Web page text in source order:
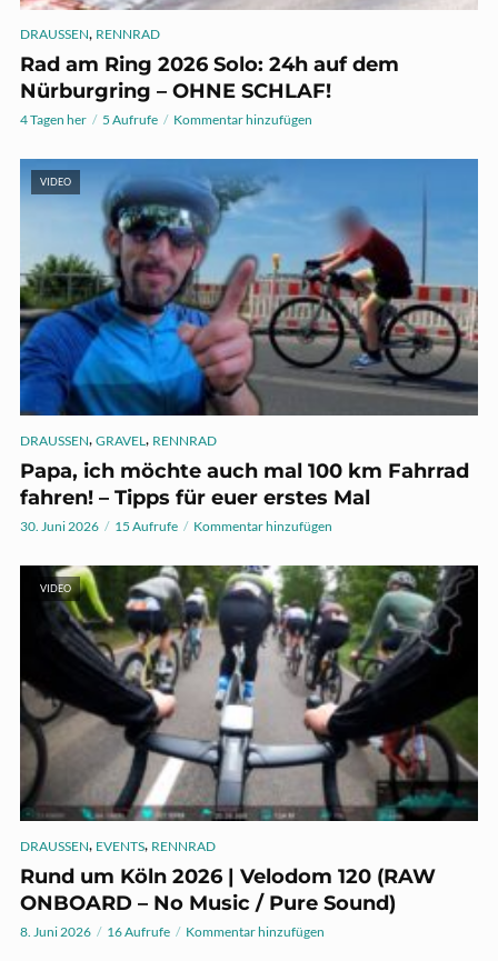
DRAUSSEN, RENNRAD
Rad am Ring 2026 Solo: 24h auf dem
Nürburgring – OHNE SCHLAF!
4 Tagen her 5 Aufrufe Kommentar hinzufügen
VIDEO
DRAUSSEN, GRAVEL , RENNRAD
Papa, ich möchte auch mal 100 km Fahrrad
fahren! – Tipps für euer erstes Mal
30. Juni 2026 15 Aufrufe Kommentar hinzufügen
VIDEO
DRAUSSEN, EVENTS, RENNRAD
Rund um Köln 2026 | Velodom 120 (RAW
ONBOARD – No Music / Pure Sound)
8. Juni 2026 16 Aufrufe Kommentar hinzufügen